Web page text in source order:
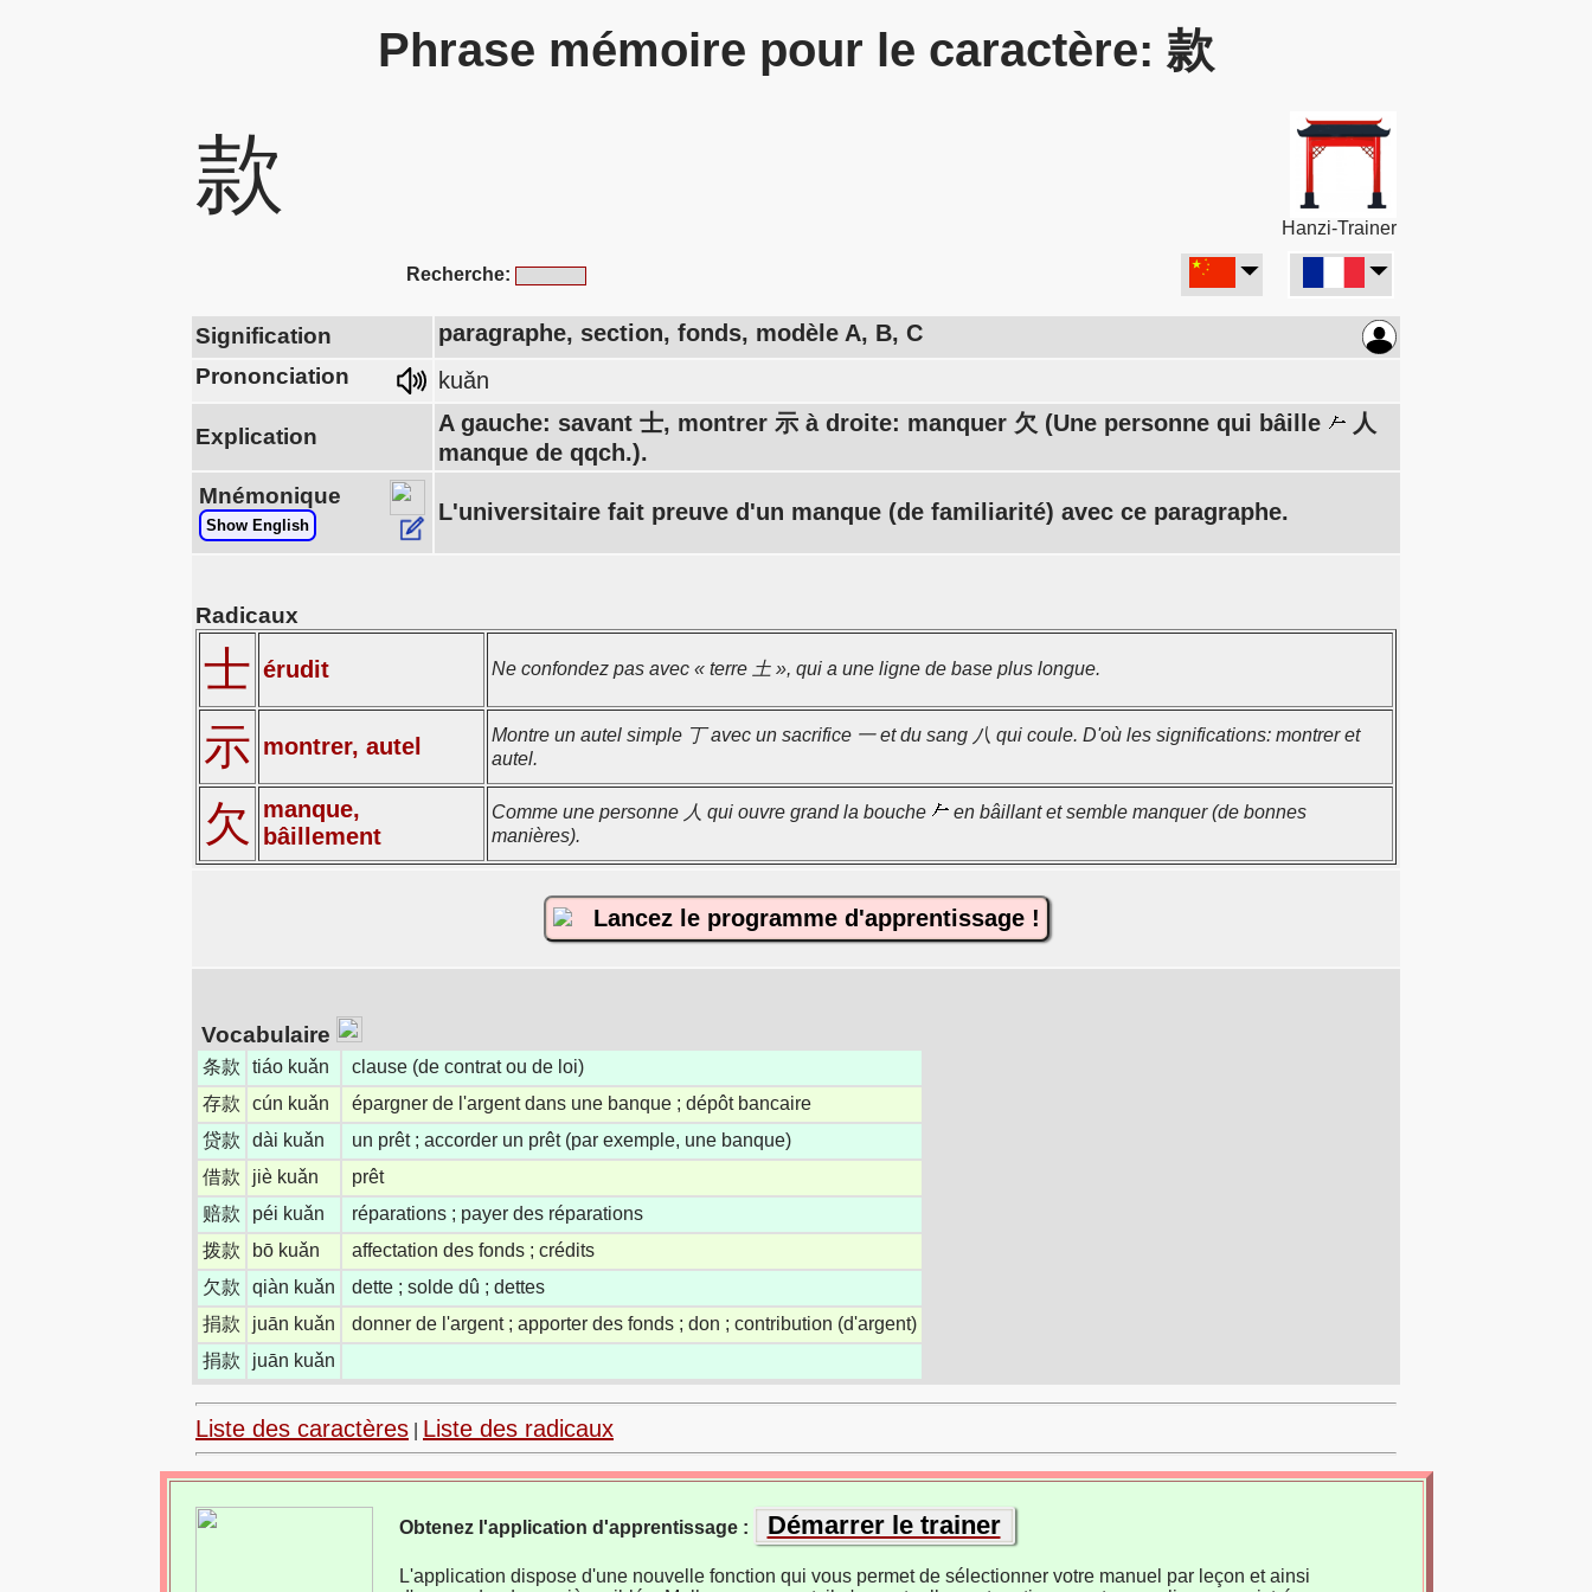
Phrase mémoire pour le caractère: 款
款
Hanzi-Trainer
Recherche:
Signification paragraphe, section, fonds, modèle A, B, C
Prononciation kuǎn
Explication
A gauche: savant 士, montrer 示 à droite: manquer 欠 (Une personne qui bâille
人
manque de qqch.).
Mnémonique
Show English
L'universitaire fait preuve d'un manque (de familiarité) avec ce paragraphe.
Radicaux
士 érudit Ne confondez pas avec « terre 土 », qui a une ligne de base plus longue.
示 montrer, autel
Montre un autel simple 丁 avec un sacrifice 一 et du sang 八 qui coule. D'où les significations: montrer et
autel.
欠
manque,
bâillement
Comme une personne 人 qui ouvre grand la bouche
en bâillant et semble manquer (de bonnes
manières).
Lancez le programme d'apprentissage !
Vocabulaire
条款 tiáo kuǎn
clause (de contrat ou de loi)
存款
cún kuǎn
épargner de l'argent dans une banque ; dépôt bancaire
贷款
dài kuǎn
un prêt ; accorder un prêt (par exemple, une banque)
借款
jiè kuǎn
prêt
赔款
péi kuǎn
réparations ; payer des réparations
拨款
bō kuǎn
affectation des fonds ; crédits
欠款
qiàn kuǎn
dette ; solde dû ; dettes
捐款
juān kuǎn
donner de l'argent ; apporter des fonds ; don ; contribution (d'argent)
捐款
juān kuǎn
Liste des caractères Liste des radicaux
Obtenez l'application d'apprentissage : Démarrer le trainer
L'application dispose d'une nouvelle fonction qui vous permet de sélectionner votre manuel par leçon et ainsi